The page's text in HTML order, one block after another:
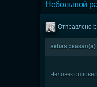
Небольшой
Отправлено
sebas
Человек